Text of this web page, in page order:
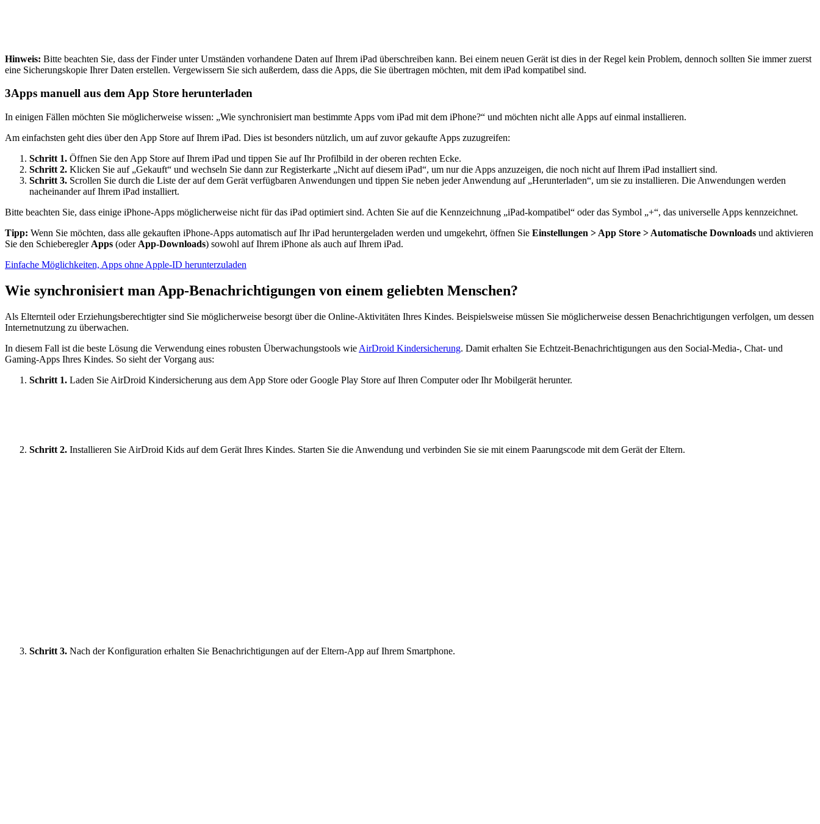
Hinweis: Bitte beachten Sie, dass der Finder unter Umständen vorhandene Daten auf Ihrem iPad überschreiben kann. Bei einem neuen Gerät ist dies in der Regel kein Problem, dennoch sollten Sie immer zuerst
eine Sicherungskopie Ihrer Daten erstellen. Vergewissern Sie sich außerdem, dass die Apps, die Sie übertragen möchten, mit dem iPad kompatibel sind.
3Apps manuell aus dem App Store herunterladen
In einigen Fällen möchten Sie möglicherweise wissen: „Wie synchronisiert man bestimmte Apps vom iPad mit dem iPhone?“ und möchten nicht alle Apps auf einmal installieren.
Am einfachsten geht dies über den App Store auf Ihrem iPad. Dies ist besonders nützlich, um auf zuvor gekaufte Apps zuzugreifen:
Schritt 1. Öffnen Sie den App Store auf Ihrem iPad und tippen Sie auf Ihr Profilbild in der oberen rechten Ecke.
Schritt 2. Klicken Sie auf „Gekauft“ und wechseln Sie dann zur Registerkarte „Nicht auf diesem iPad“, um nur die Apps anzuzeigen, die noch nicht auf Ihrem iPad installiert sind.
Schritt 3. Scrollen Sie durch die Liste der auf dem Gerät verfügbaren Anwendungen und tippen Sie neben jeder Anwendung auf „Herunterladen“, um sie zu installieren. Die Anwendungen werden
nacheinander auf Ihrem iPad installiert.
Bitte beachten Sie, dass einige iPhone-Apps möglicherweise nicht für das iPad optimiert sind. Achten Sie auf die Kennzeichnung „iPad-kompatibel“ oder das Symbol „+“, das universelle Apps kennzeichnet.
Tipp: Wenn Sie möchten, dass alle gekauften iPhone-Apps automatisch auf Ihr iPad heruntergeladen werden und umgekehrt, öffnen Sie Einstellungen > App Store > Automatische Downloads und aktivieren
Sie den Schieberegler Apps (oder App-Downloads) sowohl auf Ihrem iPhone als auch auf Ihrem iPad.
Einfache Möglichkeiten, Apps ohne Apple-ID herunterzuladen
Wie synchronisiert man App-Benachrichtigungen von einem geliebten Menschen?
Als Elternteil oder Erziehungsberechtigter sind Sie möglicherweise besorgt über die Online-Aktivitäten Ihres Kindes. Beispielsweise müssen Sie möglicherweise dessen Benachrichtigungen verfolgen, um dessen
Internetnutzung zu überwachen.
In diesem Fall ist die beste Lösung die Verwendung eines robusten Überwachungstools wie AirDroid Kindersicherung. Damit erhalten Sie Echtzeit-Benachrichtigungen aus den Social-Media-, Chat- und
Gaming-Apps Ihres Kindes. So sieht der Vorgang aus:
Schritt 1. Laden Sie AirDroid Kindersicherung aus dem App Store oder Google Play Store auf Ihren Computer oder Ihr Mobilgerät herunter.
Schritt 2. Installieren Sie AirDroid Kids auf dem Gerät Ihres Kindes. Starten Sie die Anwendung und verbinden Sie sie mit einem Paarungscode mit dem Gerät der Eltern.
Schritt 3. Nach der Konfiguration erhalten Sie Benachrichtigungen auf der Eltern-App auf Ihrem Smartphone.